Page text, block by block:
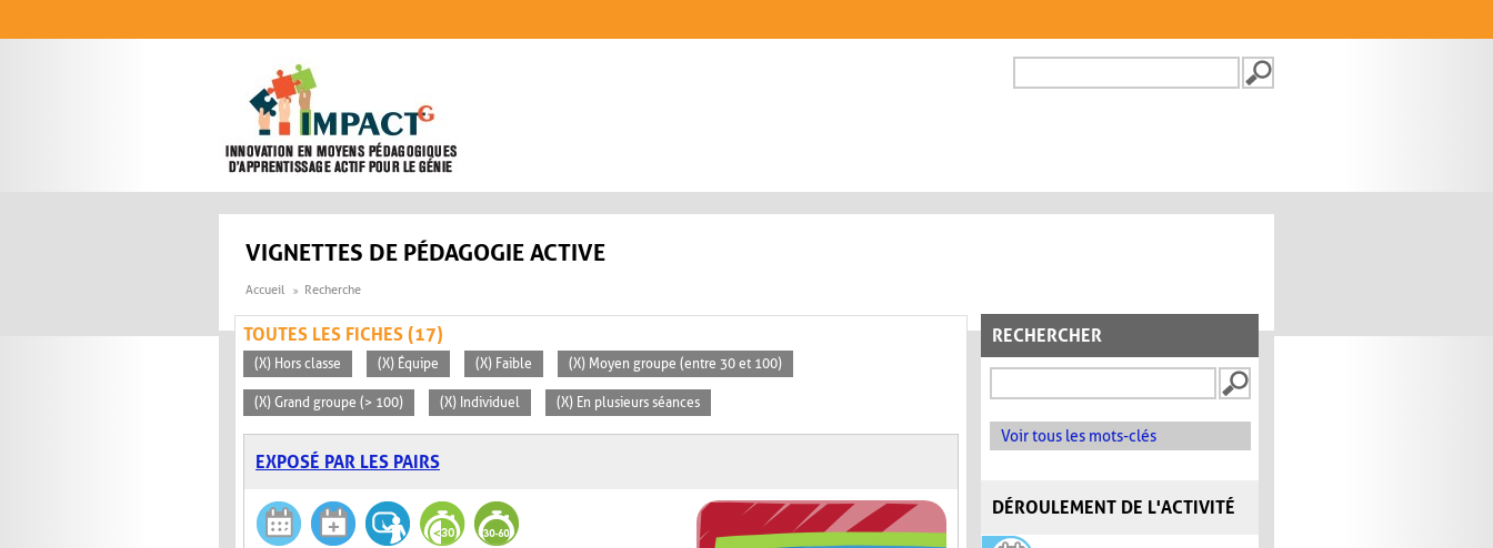
FORMULAIRE DE
VIGNETTES DE PÉDAGOGIE ACTIVE
Accueil Recherche
RECHERCHER
Voir tous les mots-clés
DÉROULEMENT DE L'ACTIVITÉ
TOUTES LES FICHES (17)
(X) Hors classe (X) Équipe (X) Faible (X) Moyen groupe (entre 30 et 100)
(X) Grand groupe (> 100) (X) Individuel (X) En plusieurs séances
EXPOSÉ PAR LES PAIRS